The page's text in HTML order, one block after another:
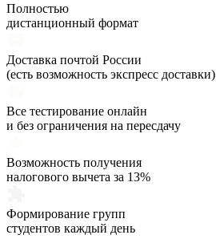
Полностью
дистанционный формат
Доставка почтой России
(есть возможность экспресс доставки)
Все тестирование онлайн
и без ограничения на пересдачу
Возможность получения
налогового вычета за 13%
Формирование групп
студентов каждый день